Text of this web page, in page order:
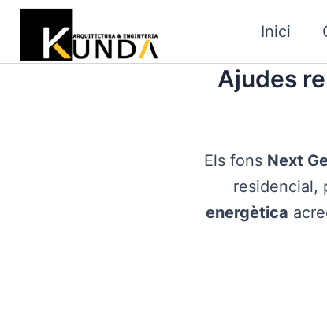
Vés
contingut
Inici
Ajudes
Els fons Next
residencial,
energètica